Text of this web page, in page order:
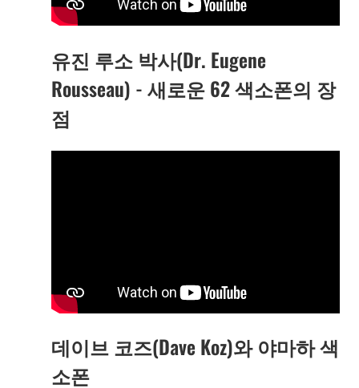
유진 루소 박사(Dr. Eugene
Rousseau) - 새로운 62 색소폰의 장
점
데이브 코즈(Dave Koz)와 야마하 색
소폰